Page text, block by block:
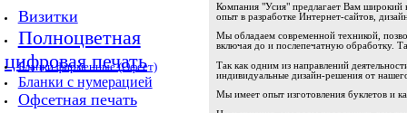
Визитки
Полноцветная
цифровая печать
Бланки фирменные (Офсет)
Бланки с нумерацией
Офсетная печать
Компания "Усия" предлагает Вам
опыт в разработке Интернет-сайтов,
Мы обладаем современной техникой,
включая до и послепечатную обработку.
Так как одним из направлений
индивидуальные дизайн-решения от
Мы имеет опыт изготовления буклетов и